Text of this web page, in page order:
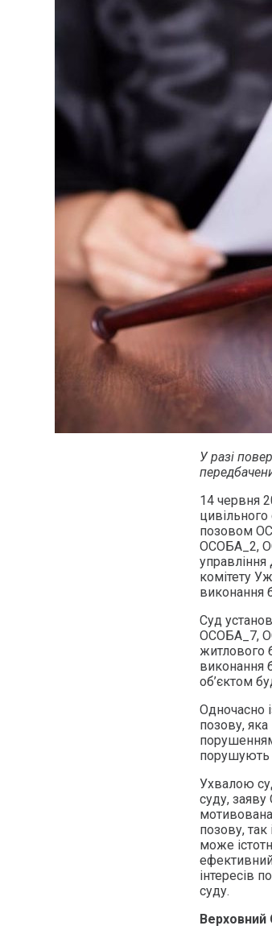
У разі
14 червня
позовом
ОСОБА_2,
комітету
виконання
Суд
ОСОБА_7,
житлового
виконання
об’єктом
Одночасно
позову,
порушують
Ухвалою
суду,
позову, так
може
інтересів
суду.
Верховний